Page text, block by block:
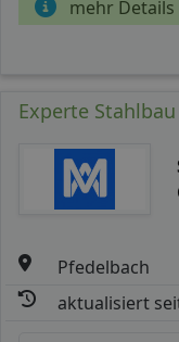
mehr Details
Experte
Pfedelbach
aktualisiert